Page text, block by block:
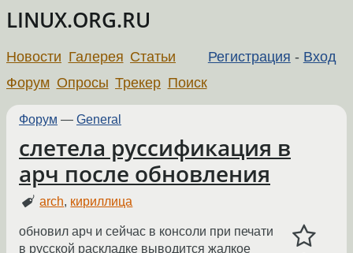
LINUX.ORG.RU
Регистрация - Вход
Новости Галерея Статьи
Форум Опросы Трекер Поиск
Форум — General
слетела руссификация в
арч после обновления
arch, кириллица
обновил арч и сейчас в консоли при печати
в русской раскладке выводится жалкое